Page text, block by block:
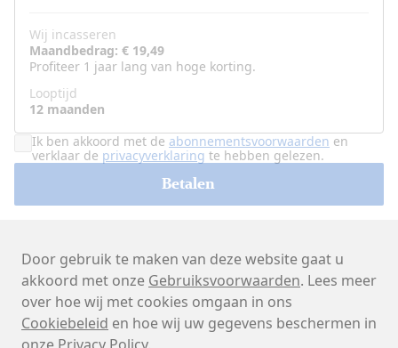
Wij incasseren
Maandbedrag: € 19,49
Profiteer 1 jaar lang van hoge korting.
Looptijd
12 maanden
Ik ben akkoord met de abonnementsvoorwaarden en
verklaar de privacyverklaring te hebben gelezen.
Betalen
Door gebruik te maken van deze website gaat u
akkoord met onze Gebruiksvoorwaarden. Lees meer
over hoe wij met cookies omgaan in ons
Cookiebeleid en hoe wij uw gegevens beschermen in